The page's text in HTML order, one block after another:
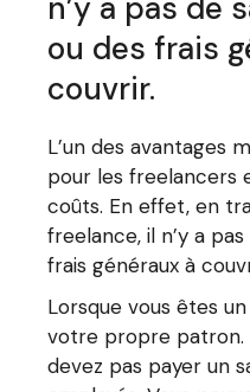
ou des frais
couvrir.
L’un des avantages
pour les freelancers
coûts. En effet, en
freelance, il n’y a
frais généraux à
Lorsque vous êtes
votre propre patron.
devez pas payer un